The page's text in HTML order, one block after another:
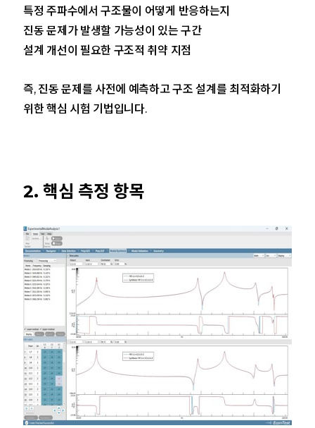
특정 주파수에서 구조물이 어떻게 반응하는지
진동 문제가 발생할 가능성이 있는 구간
설계 개선이 필요한 구조적 취약 지점
즉, 진동 문제를 사전에 예측하고 구조 설계를 최적화하기
위한 핵심 시험 기법입니다.
2. 핵심 측정 항목